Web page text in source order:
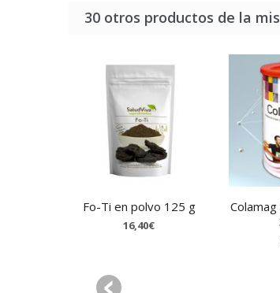
30 otros productos de la
Fo-Ti en polvo 125 g
16,40€